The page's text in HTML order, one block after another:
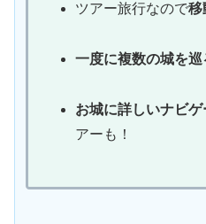
ツアー旅行なので移
一度に複数の城を巡
お城に詳しいナビゲ
アーも！